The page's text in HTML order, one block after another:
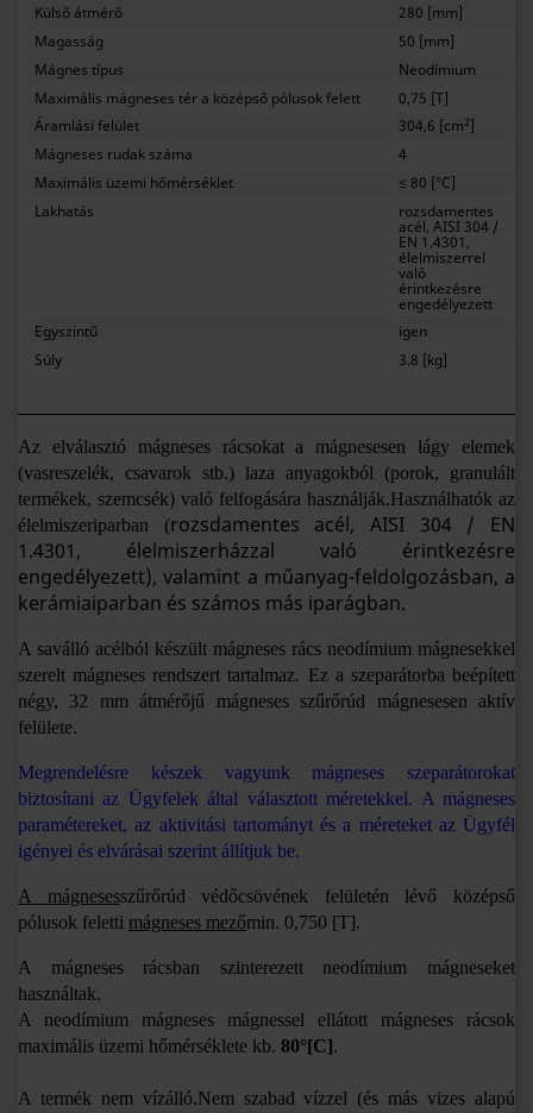
Külső átmérő
280 [mm]
Magasság
50 [mm]
Mágnes típus
Neodímium
Maximális mágneses tér a középső pólusok felett
0,75 [T]
Áramlási felület
304,6 [cm2]
Mágneses rudak száma
4
Maximális üzemi hőmérséklet
≤ 80 [°C]
Lakhatás
rozsdamentes
acél, AISI 304 /
EN 1.4301,
élelmiszerrel
való
érintkezésre
engedélyezett
Egyszintű
igen
Súly
3.8 [kg]
Az elválasztó mágneses rácsokat a mágnesesen lágy elemek
(vasreszelék, csavarok stb.) laza anyagokból (porok, granulált
termékek, szemcsék) való felfogására használják.Használhatók az
élelmiszeriparban (rozsdamentes acél, AISI 304 / EN
1.4301, élelmiszerházzal való érintkezésre
engedélyezett), valamint a műanyag-feldolgozásban, a
kerámiaiparban és számos más iparágban.
A saválló acélból készült mágneses rács neodímium mágnesekkel
szerelt mágneses rendszert tartalmaz. Ez a szeparátorba beépített
négy, 32 mm átmérőjű mágneses szűrőrúd mágnesesen aktív
felülete.
Megrendelésre készek vagyunk mágneses szeparátorokat
biztosítani az Ügyfelek által választott méretekkel. A mágneses
paramétereket, az aktivitási tartományt és a méreteket az Ügyfél
igényei és elvárásai szerint állítjuk be.
A mágnesesszűrőrúd védőcsövének felületén lévő középső
pólusok feletti mágneses mezőmin. 0,750 [T].
A mágneses rácsban szinterezett neodímium mágneseket
használtak.
A neodímium mágneses mágnessel ellátott mágneses rácsok
maximális üzemi hőmérséklete kb. 80°[C].
A termék nem vízálló.Nem szabad vízzel (és más vizes alapú